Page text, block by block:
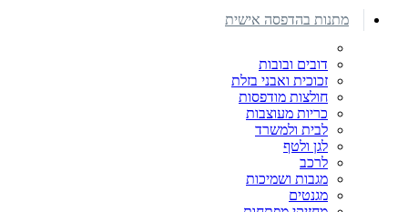
מתנות בהדפסה אישית
דובים ובובות
זכוכית ואבני בזלת
חולצות מודפסות
כריות מעוצבות
לבית ולמשרד
לגן ולטף
לרכב
מגבות ושמיכות
מגנטים